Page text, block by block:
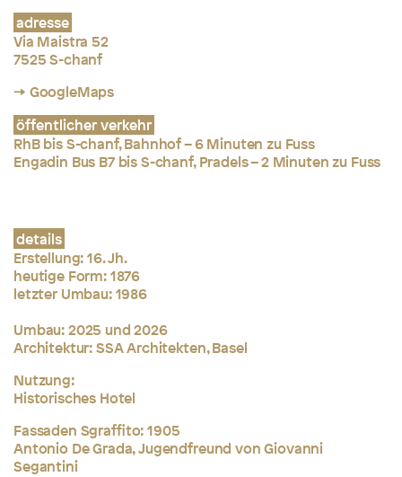
adresse
Via Maistra 52
7525 S-chanf
→ GoogleMaps
öffentlicher verkehr
RhB bis S-chanf, Bahnhof – 6 Minuten zu Fuss
Engadin Bus B7 bis S-chanf, Pradels – 2 Minuten zu Fuss
details
Erstellung: 16. Jh.
heutige Form: 1876
letzter Umbau: 1986
Umbau: 2025 und 2026
Architektur: SSA Architekten, Basel
Nutzung:
Historisches Hotel
Fassaden Sgraffito: 1905
Antonio De Grada, Jugendfreund von Giovanni
Segantini